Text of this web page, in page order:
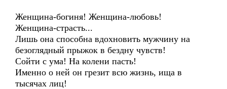
Женщина-богиня! Женщина-любовь!
Женщина-страсть...
Лишь она способна вдохновить мужчину на
безоглядный прыжок в бездну чувств!
Сойти с ума! На колени пасть!
Именно о ней он грезит всю жизнь, ища в
тысячах лиц!